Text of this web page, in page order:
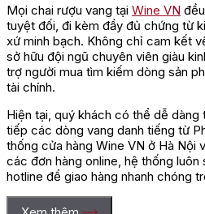
Mọi chai rượu vang tại Wine VN
tuyệt đối, đi kèm đầy đủ chứng từ
xứ minh bạch. Không chỉ cam kết
sở hữu đội ngũ chuyên viên giàu
trợ người mua tìm kiếm dòng sản
tài chính.
Hiện tại, quý khách có thể dễ dàng
tiếp các dòng vang danh tiếng từ
thống cửa hàng Wine VN ở Hà Nội
các đơn hàng online, hệ thống luôn
hotline để giao hàng nhanh chóng